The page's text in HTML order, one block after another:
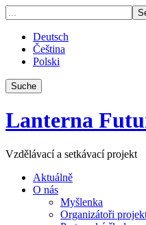
Deutsch
Čeština
Polski
Suche
Lanterna
Vzdělávací a setkávací projekt
Aktuálně
O nás
Myšlenka
Organizátoři